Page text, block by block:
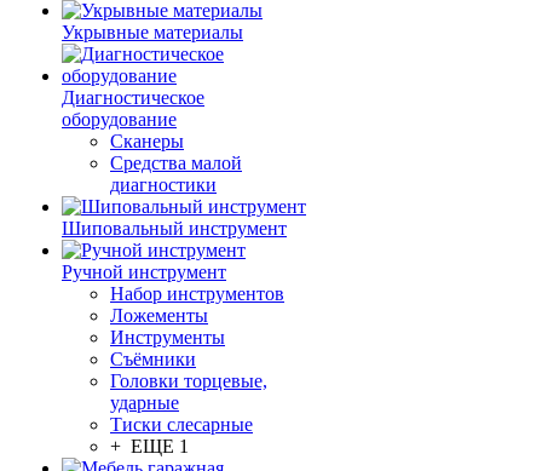
Укрывные материалы
Диагностическое
оборудование
Сканеры
Средства малой
диагностики
Шиповальный инструмент
Ручной инструмент
Набор инструментов
Ложементы
Инструменты
Съёмники
Головки торцевые,
ударные
Тиски слесарные
+ ЕЩЕ 1